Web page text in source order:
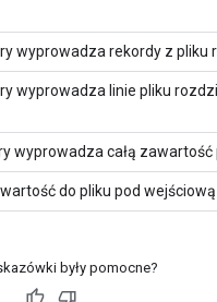
wyprowadza rekordy z pliku
wyprowadza linie pliku
wyprowadza całą zawartość
do pliku pod wejściową
były pomocne?